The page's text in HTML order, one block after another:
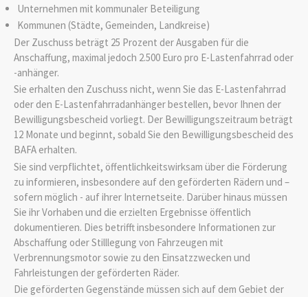
Unternehmen mit kommunaler Beteiligung
Kommunen (Städte, Gemeinden, Landkreise)
Der Zuschuss beträgt 25 Prozent der Ausgaben für die
Anschaffung, maximal jedoch 2.500 Euro pro E-Lastenfahrrad oder
-anhänger.
Sie erhalten den Zuschuss nicht, wenn Sie das E-Lastenfahrrad
oder den E-Lastenfahrradanhänger bestellen, bevor Ihnen der
Bewilligungsbescheid vorliegt. Der Bewilligungszeitraum beträgt
12 Monate und beginnt, sobald Sie den Bewilligungsbescheid des
BAFA erhalten.
Sie sind verpflichtet, öffentlichkeitswirksam über die Förderung
zu informieren, insbesondere auf den geförderten Rädern und –
sofern möglich - auf ihrer Internetseite. Darüber hinaus müssen
Sie ihr Vorhaben und die erzielten Ergebnisse öffentlich
dokumentieren. Dies betrifft insbesondere Informationen zur
Abschaffung oder Stilllegung von Fahrzeugen mit
Verbrennungsmotor sowie zu den Einsatzzwecken und
Fahrleistungen der geförderten Räder.
Die geförderten Gegenstände müssen sich auf dem Gebiet der